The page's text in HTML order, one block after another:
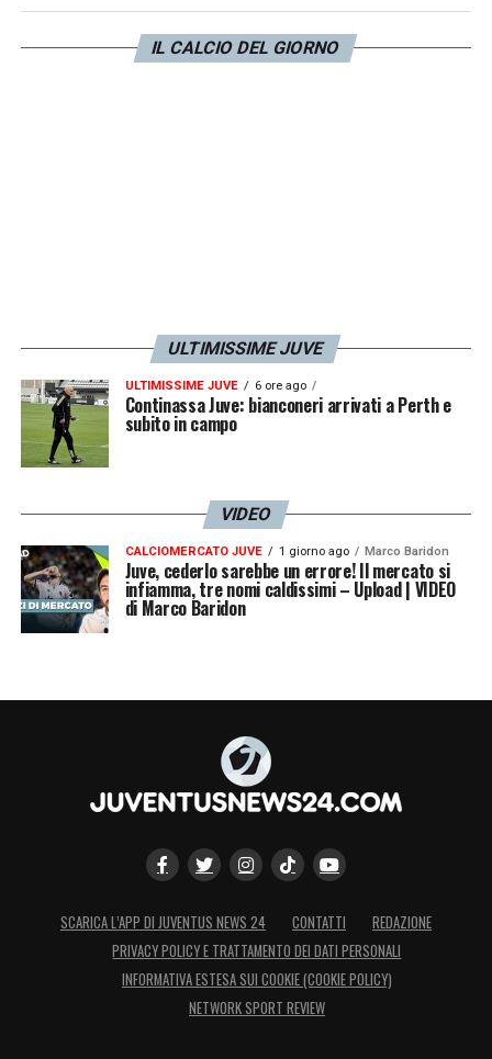
Come ricordato daUgoliniaSky Sport, non è
la prima volta che Osimhen reagisce così, ma
IL CALCIO DEL GIORNO
ULTIMISSIME JUVE
ULTIMISSIME JUVE 6 ore ago
Continassa Juve: bianconeri arrivati a Perth e
subito in campo
VIDEO
CALCIOMERCATO JUVE 1 giorno ago Marco Baridon
Juve, cederlo sarebbe un errore! Il mercato si
infiamma, tre nomi caldissimi – Upload | VIDEO
di Marco Baridon
SCARICA L’APP DI JUVENTUS NEWS 24 CONTATTI
REDAZIONE
PRIVACY POLICY E TRATTAMENTO DEI DATI PERSONALI
INFORMATIVA ESTESA SUI COOKIE (COOKIE POLICY)
NETWORK SPORT REVIEW